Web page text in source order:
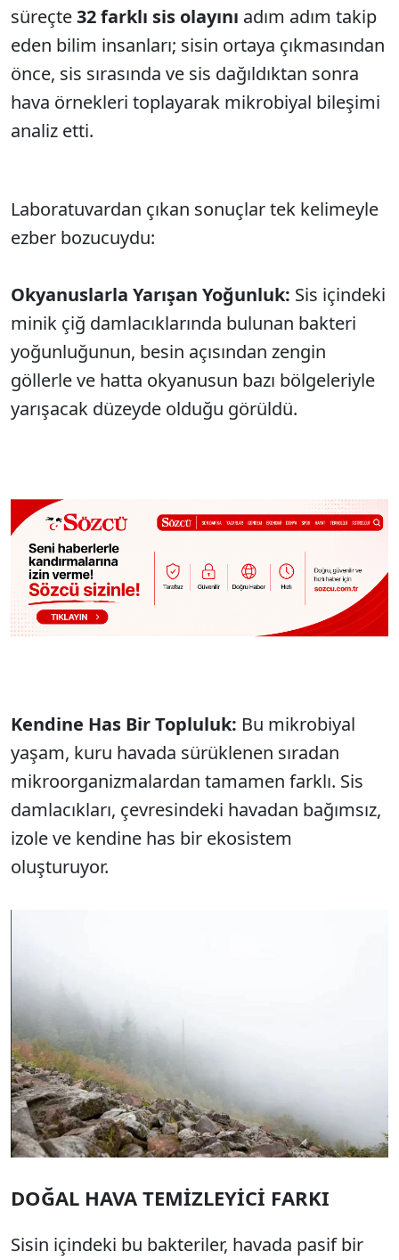
süreçte32 farklı sis olayını adım adım takip
eden bilim insanları; sisin ortaya çıkmasından
önce, sis sırasında ve sis dağıldıktan sonra
hava örnekleri toplayarak mikrobiyal bileşimi
analiz etti.
Laboratuvardan çıkan sonuçlar tek kelimeyle
ezber bozucuydu:
Okyanuslarla Yarışan Yoğunluk: Sis içindeki
minik çiğ damlacıklarında bulunan bakteri
yoğunluğunun, besin açısından zengin
göllerle ve hatta okyanusun bazı bölgeleriyle
yarışacak düzeyde olduğu görüldü.
Kendine Has Bir Topluluk: Bu mikrobiyal
yaşam, kuru havada sürüklenen sıradan
mikroorganizmalardan tamamen farklı. Sis
damlacıkları, çevresindeki havadan bağımsız,
izole ve kendine has bir ekosistem
oluşturuyor.
DOĞAL HAVA TEMİZLEYİCİ FARKI
Sisin içindeki bu bakteriler, havada pasif bir